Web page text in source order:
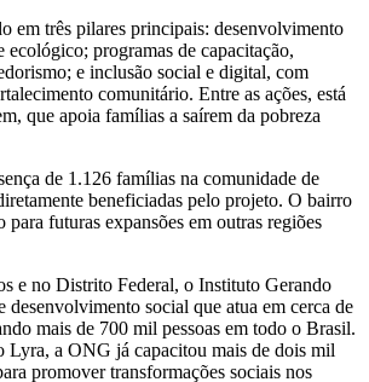
em três pilares principais: desenvolvimento
ecológico; programas de capacitação,
e inclusão social e digital, com
comunitário. Entre as ações, está
que apoia famílias a saírem da pobreza
de 1.126 famílias na comunidade de
beneficiadas pelo projeto. O bairro
para futuras expansões em outras regiões
e no Distrito Federal, o Instituto Gerando
desenvolvimento social que atua em cerca de
mais de 700 mil pessoas em todo o Brasil.
Lyra, a ONG já capacitou mais de dois mil
promover transformações sociais nos